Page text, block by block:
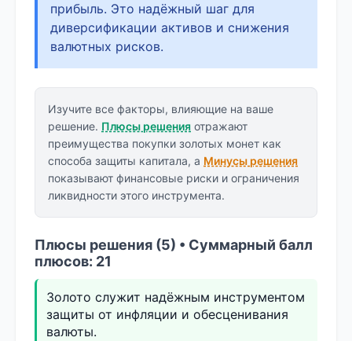
прибыль. Это надёжный шаг для
диверсификации активов и снижения
валютных рисков.
Изучите все факторы, влияющие на ваше
решение. Плюсы решения отражают
преимущества покупки золотых монет как
способа защиты капитала, а Минусы решения
показывают финансовые риски и ограничения
ликвидности этого инструмента.
Плюсы решения (5) • Суммарный балл
плюсов: 21
Золото служит надёжным инструментом
защиты от инфляции и обесценивания
валюты.